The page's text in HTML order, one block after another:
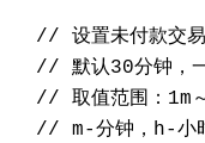
// 设置未付款交易
// 默认30分钟，一
// 取值范围：1m
// m-分钟，h-小